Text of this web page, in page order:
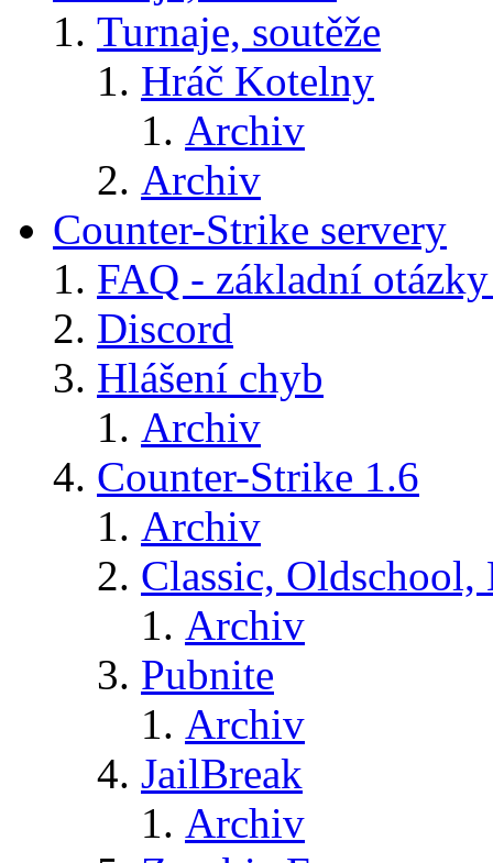
Turnaje, soutěže
Hráč Kotelny
Archiv
Archiv
Counter-Strike servery
FAQ - základní
Discord
Hlášení chyb
Archiv
Counter-Strike 1.6
Archiv
Classic,
Archiv
Pubnite
Archiv
JailBreak
Archiv